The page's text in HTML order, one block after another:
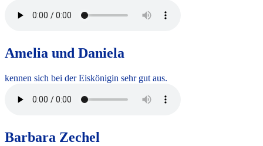
Amelia und Daniela
kennen sich bei der Eiskönigin sehr gut aus.
Barbara Zechel